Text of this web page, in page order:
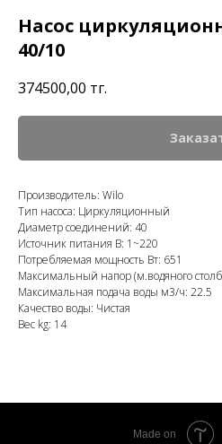
Насос
40/10
374500,00 тңг.
Производитель: Wilo
Тип насоса: Циркуляционный
Диаметр соединений: 40
Источник питания В: 1~220
Потребляемая мощность Вт: 651
Максимальный напор (м.водяного
Максимальная подача воды м3/ч: 22.5
Качество воды: Чистая
Вес kg: 14
Made on